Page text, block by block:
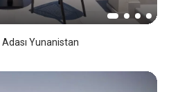
Yunanistan